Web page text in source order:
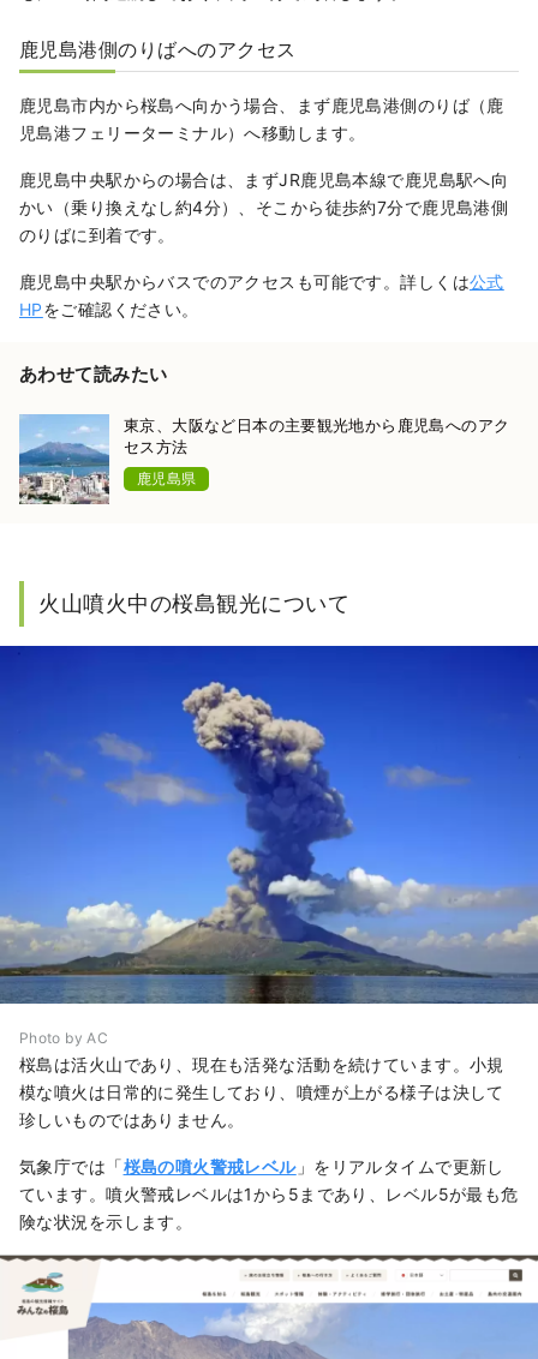
鹿児島港側のりばへのアクセス
鹿児島市内から桜島へ向かう場合、まず鹿児島港側のりば（鹿
児島港フェリーターミナル）へ移動します。
鹿児島中央駅からの場合は、まずJR鹿児島本線で鹿児島駅へ向
かい（乗り換えなし約4分）、そこから徒歩約7分で鹿児島港側
のりばに到着です。
鹿児島中央駅からバスでのアクセスも可能です。詳しくは公式
HPをご確認ください。
あわせて読みたい
東京、大阪など日本の主要観光地から鹿児島へのアク
セス方法
鹿児島県
火山噴火中の桜島観光について
Photo by AC
桜島は活火山であり、現在も活発な活動を続けています。小規
模な噴火は日常的に発生しており、噴煙が上がる様子は決して
珍しいものではありません。
気象庁では「桜島の噴火警戒レベル」をリアルタイムで更新し
ています。噴火警戒レベルは1から5まであり、レベル5が最も危
険な状況を示します。